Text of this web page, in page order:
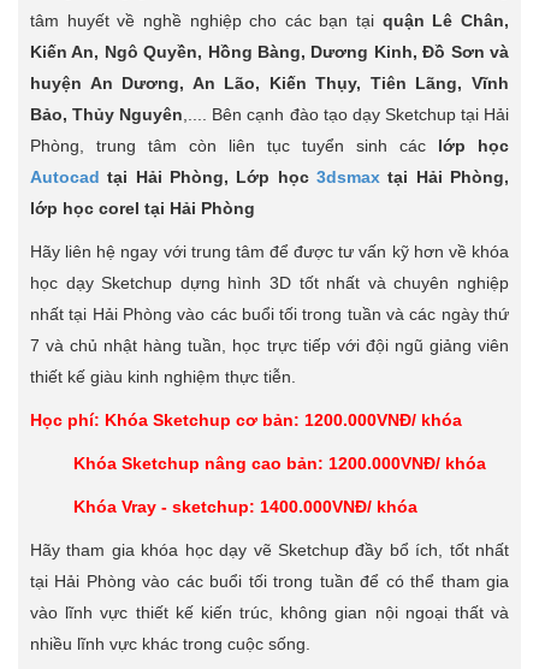
tâm huyết về nghề nghiệp cho các bạn tại quận Lê Chân,
Kiến An, Ngô Quyền, Hồng Bàng, Dương Kinh, Đồ Sơn và
huyện An Dương, An Lão, Kiến Thụy, Tiên Lãng, Vĩnh
Bảo, Thủy Nguyên ,.... Bên cạnh đào tạo dạy Sketchup tại Hải
Phòng, trung tâm còn liên tục tuyển sinh các lớp học
Autocad tại Hải Phòng, Lớp học 3dsmax tại Hải Phòng,
lớp học corel tại Hải Phòng
Hãy liên hệ ngay với trung tâm để được tư vấn kỹ hơn về khóa
học dạy Sketchup dựng hình 3D tốt nhất và chuyên nghiệp
nhất tại Hải Phòng vào các buổi tối trong tuần và các ngày thứ
7 và chủ nhật hàng tuần, học trực tiếp với đội ngũ giảng viên
thiết kế giàu kinh nghiệm thực tiễn.
Học phí: Khóa Sketchup cơ bản: 1200.000VNĐ/ khóa
Khóa Sketchup nâng cao bản: 1200.000VNĐ/ khóa
Khóa Vray - sketchup: 1400.000VNĐ/ khóa
Hãy tham gia khóa học dạy vẽ Sketchup đầy bổ ích, tốt nhất
tại Hải Phòng vào các buổi tối trong tuần để có thể tham gia
vào lĩnh vực thiết kế kiến trúc, không gian nội ngoại thất và
nhiều lĩnh vực khác trong cuộc sống.